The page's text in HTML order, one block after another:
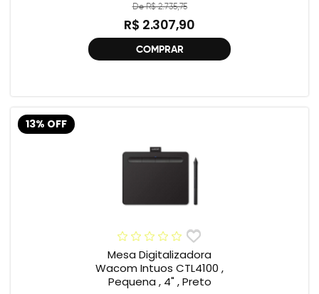
De R$ 2.735,75
R$ 2.307,90
COMPRAR
13% OFF
Mesa Digitalizadora
Wacom Intuos CTL4100 ,
Pequena , 4" , Preto